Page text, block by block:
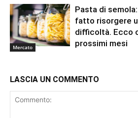
Mercato
Pasta di
fatto risorgere
difficoltà. Ecco
prossimi mesi
LASCIA UN COMMENTO